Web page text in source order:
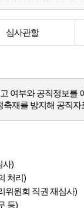
심사관할
여부와 공직정보를
재를 방지해 공직
사)
처리)
위원회 직권 재심사)
등)